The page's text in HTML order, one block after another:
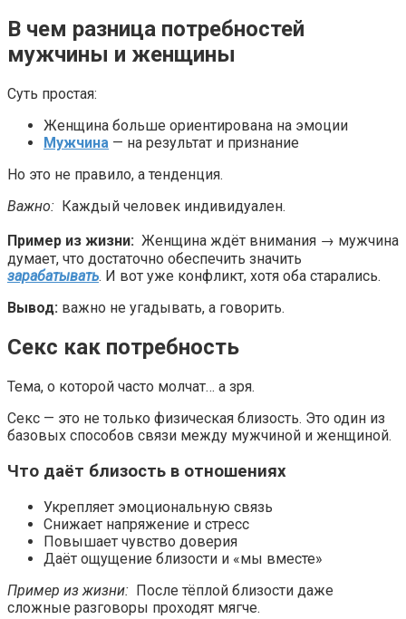
В чем разница потребностей
мужчины и женщины
Суть простая:
Женщина больше ориентирована на эмоции
Мужчина — на результат и признание
Но это не правило, а тенденция.
Важно: Каждый человек индивидуален.
Пример из жизни: Женщина ждёт внимания → мужчина
думает, что достаточно обеспечить значить
зарабатывать. И вот уже конфликт, хотя оба старались.
Вывод: важно не угадывать, а говорить.
Секс как потребность
Тема, о которой часто молчат… а зря.
Секс — это не только физическая близость. Это один из
базовых способов связи между мужчиной и женщиной.
Что даёт близость в отношениях
Укрепляет эмоциональную связь
Снижает напряжение и стресс
Повышает чувство доверия
Даёт ощущение близости и «мы вместе»
Пример из жизни: После тёплой близости даже
сложные разговоры проходят мягче.